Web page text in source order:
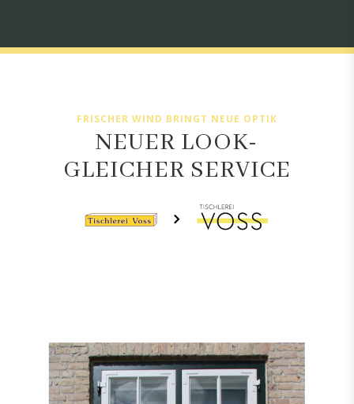
FRISCHER WIND BRINGT NEUE OPTIK
NEUER LOOK-
GLEICHER SERVICE